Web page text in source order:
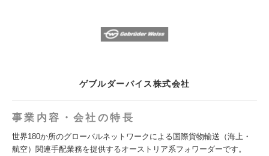
ゲブルダーバイス株式会社
事業内容・会社の特長
世界180か所のグローバルネットワークによる国際貨物輸送（海上・
航空）関連手配業務を提供するオーストリア系フォワーダーです。